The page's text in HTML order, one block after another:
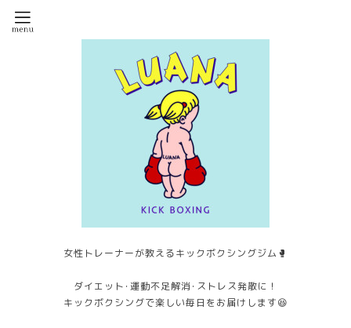
女性トレーナーが教えるキックボクシングジム🥊
ダイエット･運動不足解消･ストレス発散に！
キックボクシングで楽しい毎日をお届けします😆